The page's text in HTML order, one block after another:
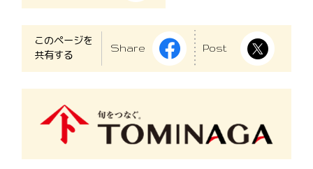
このページを
共有する
Share Post